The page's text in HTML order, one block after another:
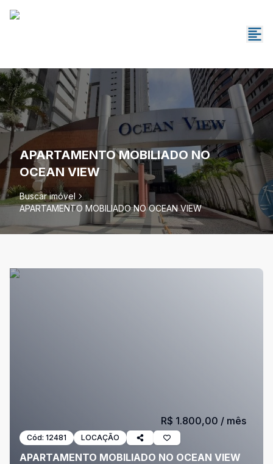
APARTAMENTO MOBILIADO NO
OCEAN VIEW
Buscar imóvel
APARTAMENTO MOBILIADO NO OCEAN VIEW
Cód: 12481 LOCAÇÃO
APARTAMENTO MOBILIADO NO OCEAN VIEW
R$ 1.800,00 / mês